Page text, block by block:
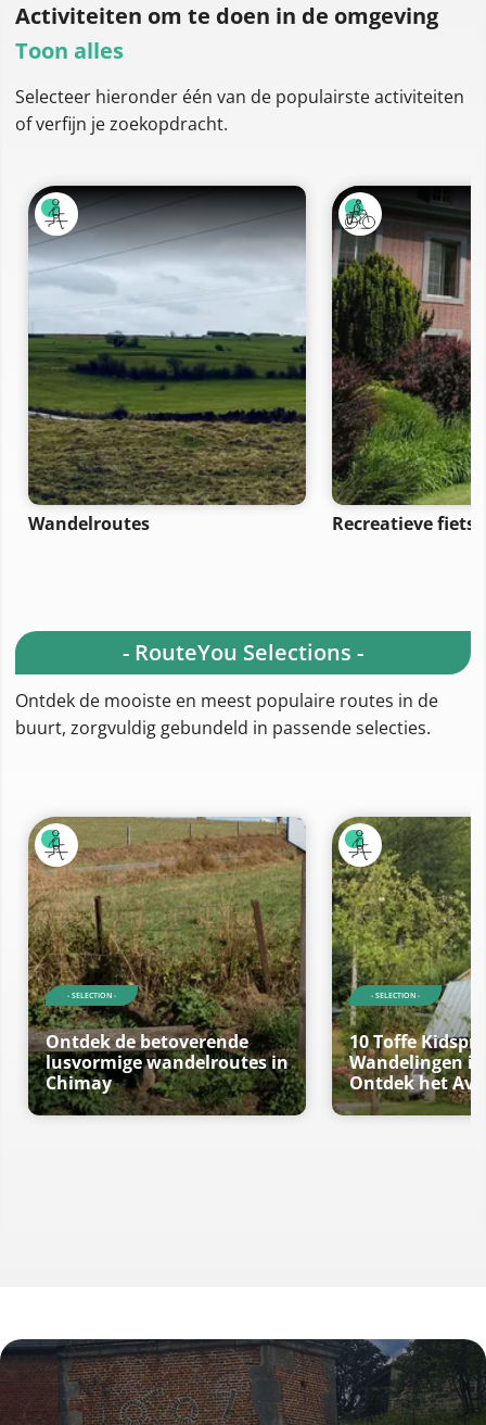
Activiteiten om te doen in de omgeving
Toon alles
Selecteer hieronder één van de populairste activiteiten
of verfijn je zoekopdracht.
Wandelroutes Recreatieve
- RouteYou Selections -
Ontdek de mooiste en meest populaire routes in de
buurt, zorgvuldig gebundeld in passende selecties.
- SELECTION -
Ontdek de betoverende
lusvormige wandelroutes in
Chimay
- SELECTION -
10 Toffe
Wandelingen
Ontdek het